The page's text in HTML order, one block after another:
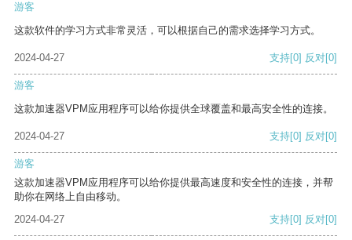
游客
这款软件的学习方式非常灵活，可以根据自己的需求选择学习方式。
2024-04-27 支持[0] 反对[0]
游客
这款加速器VPM应用程序可以给你提供全球覆盖和最高安全性的连接。
2024-04-27 支持[0] 反对[0]
游客
这款加速器VPM应用程序可以给你提供最高速度和安全性的连接，并帮
助你在网络上自由移动。
2024-04-27
支持[0] 反对[0]